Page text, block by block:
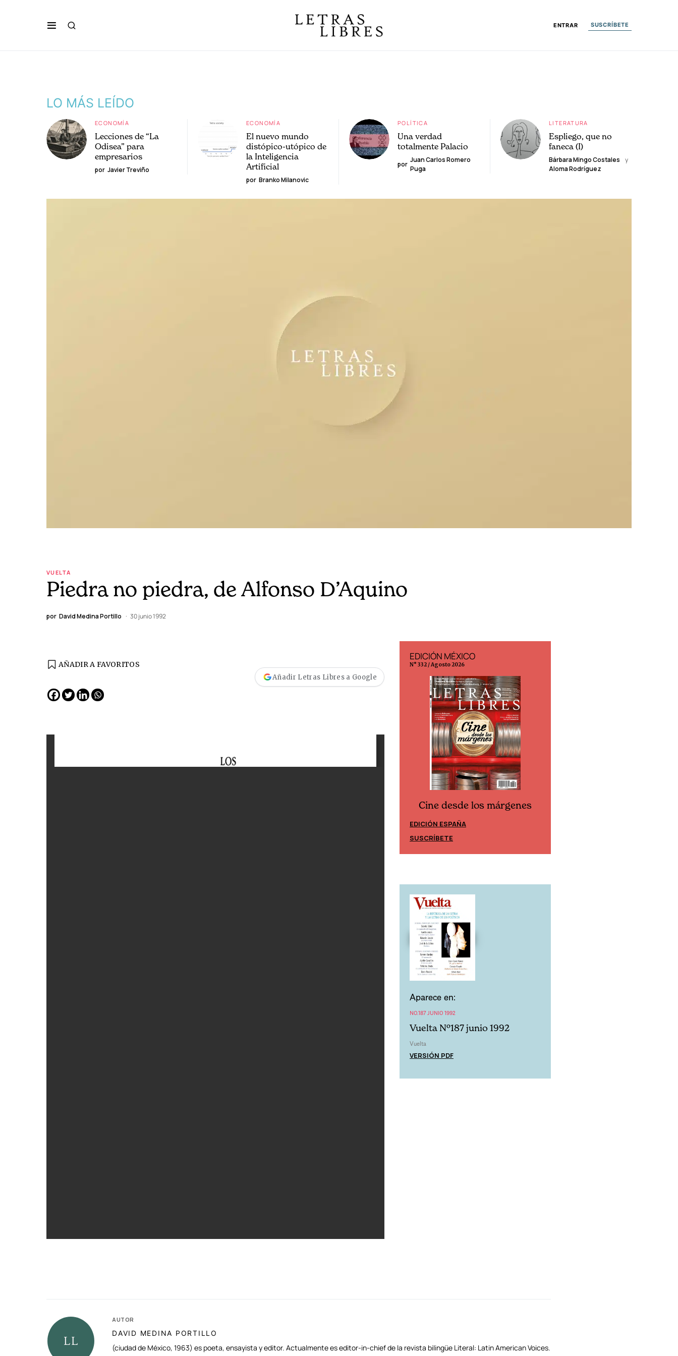
ENTRAR SUSCRÍBETE
LO MÁS LEÍDO
ECONOMÍA
Lecciones de “La
Odisea” para
empresarios
por Javier Treviño
ECONOMÍA
El nuevo mundo
distópico-utópico de
la Inteligencia
Artificial
por Branko Milanovic
POLÍTICA
Una verdad
totalmente Palacio
por
Juan Carlos Romero
Puga
LITERATURA
Espliego, que no
faneca (I)
Bárbara Mingo Costales
y
Aloma Rodríguez
VUELTA
Piedra no piedra, de Alfonso D’Aquino
por David Medina Portillo 30 junio 1992
AÑADIR A FAVORITOS
Añadir Letras Libres a Google
EDICIÓN MÉXICO
N° 332 / Agosto 2026
Cine desde los márgenes
EDICIÓN ESPAÑA
SUSCRÍBETE
Aparece en:
NO.187 JUNIO 1992
Vuelta Nº187 junio 1992
Vuelta
VERSIÓN PDF
AUTOR
DAVID MEDINA PORTILLO
(ciudad de México, 1963) es poeta, ensayista y editor. Actualmente es editor-in-chief de la revista bilingüe Literal: Latin American Voices.